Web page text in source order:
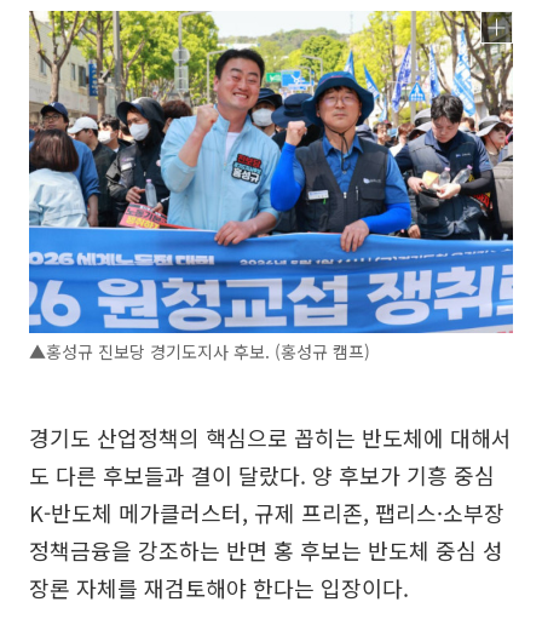
▲홍성규 진보당 경기도지사 후보. (홍성규 캠프)
경기도 산업정책의 핵심으로 꼽히는 반도체에 대해서
도 다른 후보들과 결이 달랐다. 양 후보가 기흥 중심
K-반도체 메가클러스터, 규제 프리존, 팹리스·소부장
정책금융을 강조하는 반면 홍 후보는 반도체 중심 성
장론 자체를 재검토해야 한다는 입장이다.